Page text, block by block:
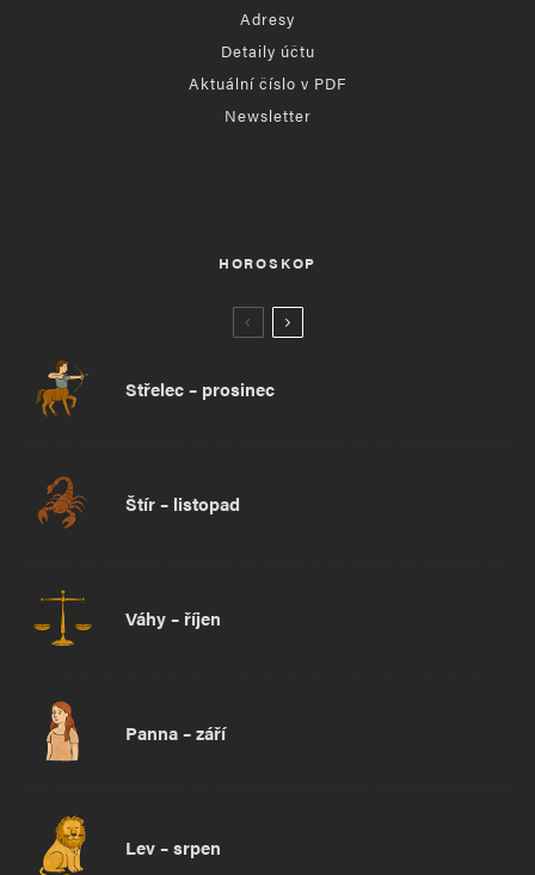
Adresy
Detaily účtu
Aktuální číslo v PDF
Newsletter
HOROSKOP
Střelec – prosinec
Štír – listopad
Váhy – říjen
Panna – září
Lev – srpen